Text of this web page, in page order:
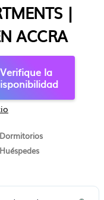
|
ACCRA
Verifique la